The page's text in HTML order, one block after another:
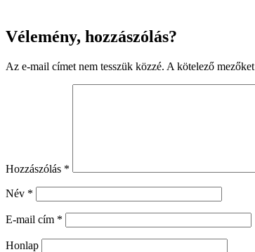
Vélemény, hozzászólás?
Az e-mail címet nem tesszük közzé. A kötelező mezőket
Hozzászólás *
Név *
E-mail cím *
Honlap